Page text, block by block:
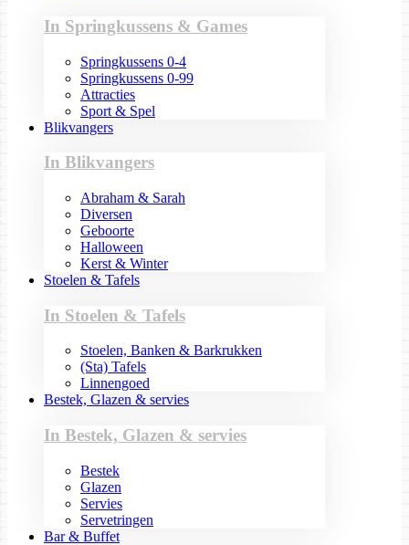
In Springkussens & Games
Springkussens 0-4
Springkussens 0-99
Attracties
Sport & Spel
Blikvangers
In Blikvangers
Abraham & Sarah
Diversen
Geboorte
Halloween
Kerst & Winter
Stoelen & Tafels
In Stoelen & Tafels
Stoelen, Banken & Barkrukken
(Sta) Tafels
Linnengoed
Bestek, Glazen & servies
In Bestek, Glazen & servies
Bestek
Glazen
Servies
Servetringen
Bar & Buffet